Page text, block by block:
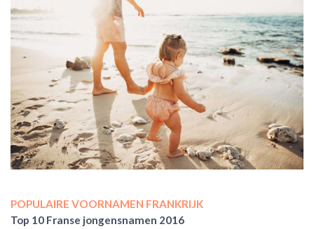
POPULAIRE VOORNAMEN FRANKRIJK
Top 10 Franse jongensnamen 2016